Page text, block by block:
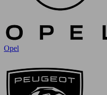
Opel